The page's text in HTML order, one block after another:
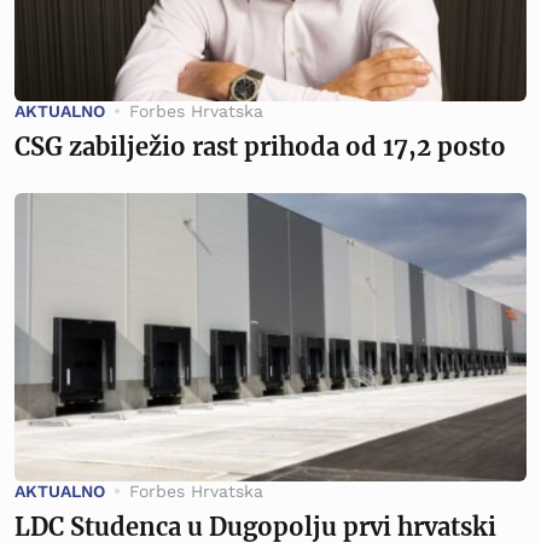
AKTUALNO Forbes Hrvatska
CSG zabilježio rast prihoda od 17,2 posto
AKTUALNO Forbes Hrvatska
LDC Studenca u Dugopolju prvi hrvatski